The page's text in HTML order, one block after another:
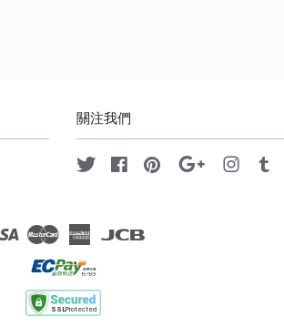
關注我們
Twitter FacebookPinterest Google
Visa Master American